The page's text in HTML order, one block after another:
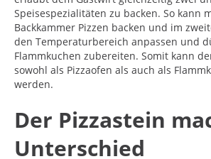
Speisespezialitäten zu backen. So kann
Backkammer Pizzen backen und im
den Temperaturbereich anpassen und
Flammkuchen zubereiten. Somit kann
sowohl als Pizzaofen als auch als
werden.
Der Pizzastein
Unterschied